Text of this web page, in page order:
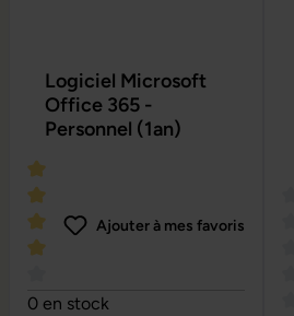
Logiciel Microsoft
Office 365 -
Personnel (1an)
Note moyenne de 4 sur 5 étoiles
Ajouter à mes favoris
0 en stock